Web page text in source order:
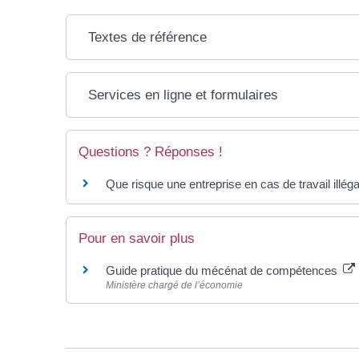
Textes de référence
Services en ligne et formulaires
Questions ? Réponses !
Que risque une entreprise en cas de travail
Pour en savoir plus
Guide pratique du mécénat de compétences
Ministère chargé de l’économie